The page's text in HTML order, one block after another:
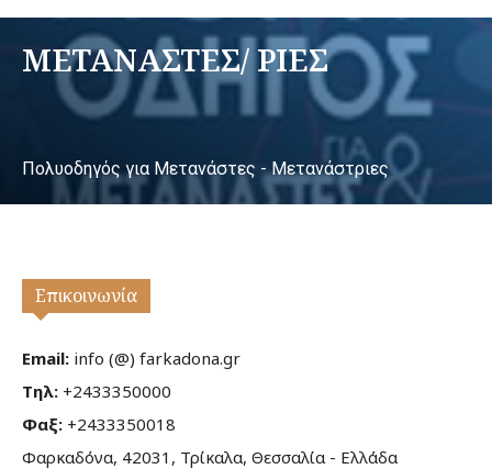
ΜΕΤΑΝΑΣΤΕΣ/ ΡΙΕΣ
Πολυοδηγός για Μετανάστες - Μετανάστριες
Επικοινωνία
Email: info (@) farkadona.gr
Τηλ: +2433350000
Φαξ: +2433350018
Φαρκαδόνα, 42031, Τρίκαλα, Θεσσαλία - Ελλάδα